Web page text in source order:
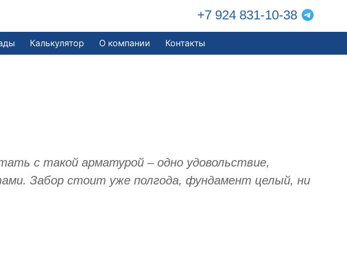
+7 924 831-10-38
Калькулятор О компании Контакты
с такой арматурой – одно удовольствие,
Забор стоит уже полгода, фундамент целый, ни